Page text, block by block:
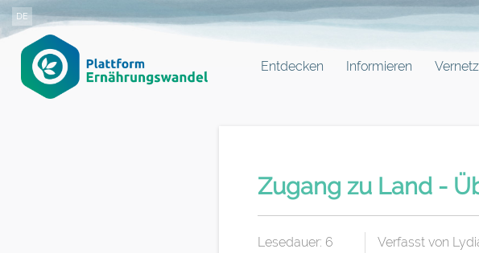
DE
Entdecken Informieren
Zugang zu Land -
Lesedauer: 6
Verfasst von